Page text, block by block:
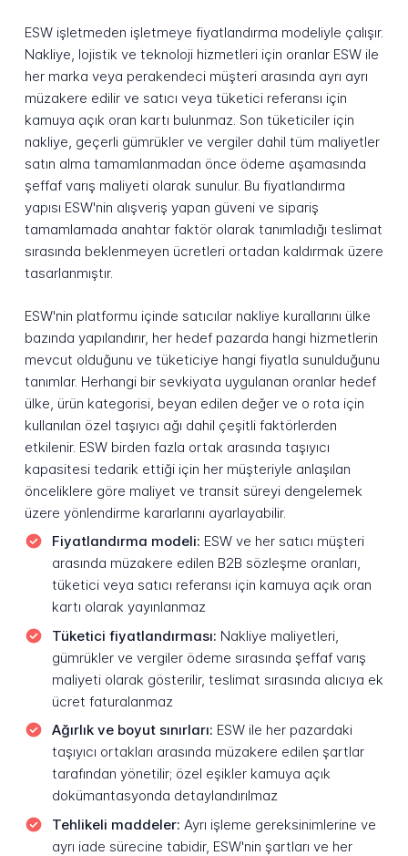
ESW işletmeden işletmeye fiyatlandırma modeliyle çalışır.
Nakliye, lojistik ve teknoloji hizmetleri için oranlar ESW ile
her marka veya perakendeci müşteri arasında ayrı ayrı
müzakere edilir ve satıcı veya tüketici referansı için
kamuya açık oran kartı bulunmaz. Son tüketiciler için
nakliye, geçerli gümrükler ve vergiler dahil tüm maliyetler
satın alma tamamlanmadan önce ödeme aşamasında
şeffaf varış maliyeti olarak sunulur. Bu fiyatlandırma
yapısı ESW'nin alışveriş yapan güveni ve sipariş
tamamlamada anahtar faktör olarak tanımladığı teslimat
sırasında beklenmeyen ücretleri ortadan kaldırmak üzere
tasarlanmıştır.
ESW'nin platformu içinde satıcılar nakliye kurallarını ülke
bazında yapılandırır, her hedef pazarda hangi hizmetlerin
mevcut olduğunu ve tüketiciye hangi fiyatla sunulduğunu
tanımlar. Herhangi bir sevkiyata uygulanan oranlar hedef
ülke, ürün kategorisi, beyan edilen değer ve o rota için
kullanılan özel taşıyıcı ağı dahil çeşitli faktörlerden
etkilenir. ESW birden fazla ortak arasında taşıyıcı
kapasitesi tedarik ettiği için her müşteriyle anlaşılan
önceliklere göre maliyet ve transit süreyi dengelemek
üzere yönlendirme kararlarını ayarlayabilir.
Fiyatlandırma modeli: ESW ve her satıcı müşteri
arasında müzakere edilen B2B sözleşme oranları,
tüketici veya satıcı referansı için kamuya açık oran
kartı olarak yayınlanmaz
Tüketici fiyatlandırması: Nakliye maliyetleri,
gümrükler ve vergiler ödeme sırasında şeffaf varış
maliyeti olarak gösterilir, teslimat sırasında alıcıya ek
ücret faturalanmaz
Ağırlık ve boyut sınırları: ESW ile her pazardaki
taşıyıcı ortakları arasında müzakere edilen şartlar
tarafından yönetilir; özel eşikler kamuya açık
dokümantasyonda detaylandırılmaz
Tehlikeli maddeler: Ayrı işleme gereksinimlerine ve
ayrı iade sürecine tabidir, ESW'nin şartları ve her